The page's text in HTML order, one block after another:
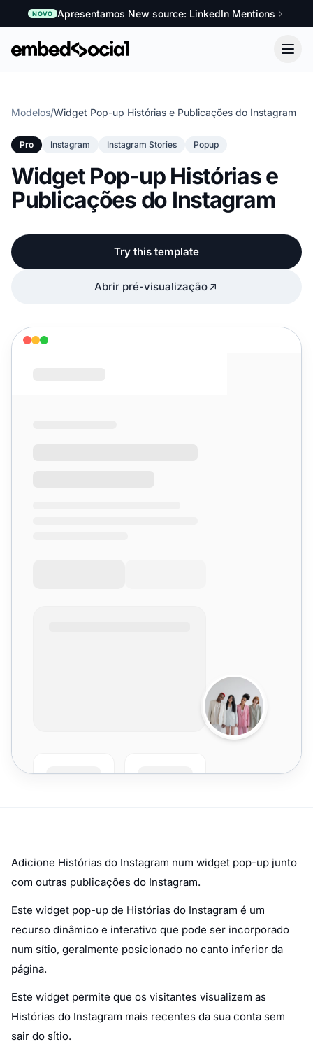
NOVO Apresentamos New source: LinkedIn Mentions
Modelos/Widget Pop-up Histórias e Publicações do Instagram
Pro Instagram Instagram Stories Popup
Widget Pop-up Histórias e
Publicações do Instagram
Try this template
Abrir pré-visualização
Adicione Histórias do Instagram num widget pop-up junto
com outras publicações do Instagram.
Este widget pop-up de Histórias do Instagram é um
recurso dinâmico e interativo que pode ser incorporado
num sítio, geralmente posicionado no canto inferior da
página.
Este widget permite que os visitantes visualizem as
Histórias do Instagram mais recentes da sua conta sem
sair do sítio.